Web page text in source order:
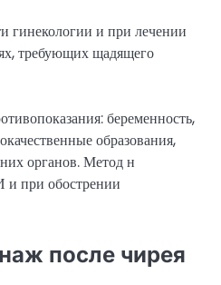
гинекологии и при лечении
требующих щадящего
беременность,
образования,
органов. Метод н
при обострении
после чирея